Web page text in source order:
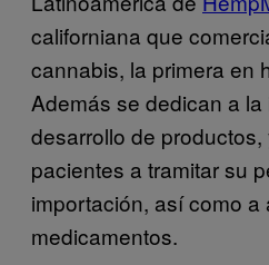
californiana que
cannabis, la primera en
Además se dedican a
desarrollo de
pacientes a tramitar su
importación, así como a
medicamentos.